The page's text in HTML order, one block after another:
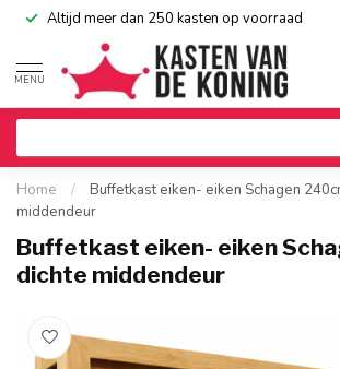
Altijd meer dan 250 kasten op voorraad
MENU
Home /
Buffetkast eiken- eiken Schagen
middendeur
Buffetkast eiken- eiken
dichte middendeur